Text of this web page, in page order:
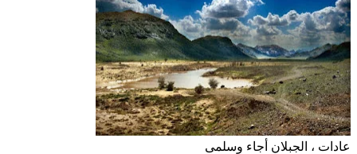
عادات ، الجبلان أجاء وسلمى